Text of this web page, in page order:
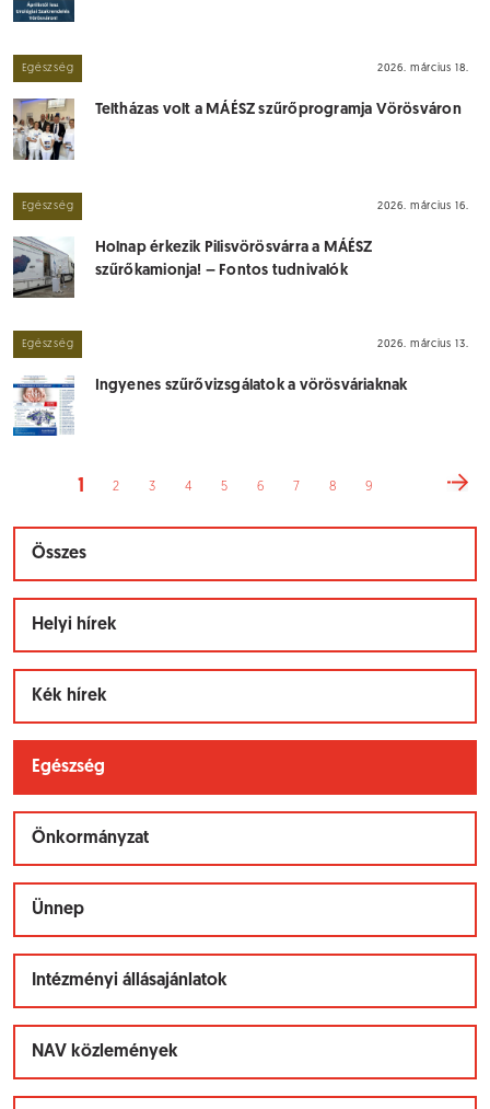
Egészség 2026. március 18.
Teltházas volt a MÁÉSZ szűrőprogramja Vörösváron
Egészség 2026. március 16.
Holnap érkezik Pilisvörösvárra a MÁÉSZ
szűrőkamionja! – Fontos tudnivalók
Egészség 2026. március 13.
Ingyenes szűrővizsgálatok a vörösváriaknak
1 2 3 4 5 6 7 8 9
Összes
Helyi hírek
Kék hírek
Egészség
Önkormányzat
Ünnep
Intézményi állásajánlatok
NAV közlemények